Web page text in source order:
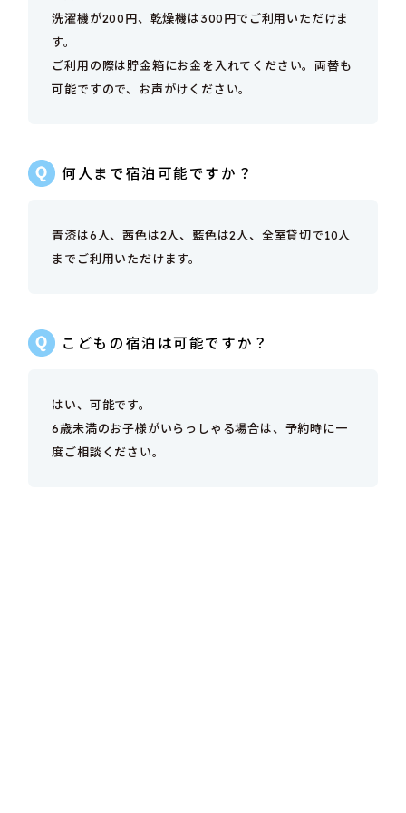
洗濯機が200円、乾燥機は300円でご利用いただけま
す。
ご利用の際は貯金箱にお金を入れてください。両替も
可能ですので、お声がけください。
何人まで宿泊可能ですか？
青漆は6人、茜色は2人、藍色は2人、全室貸切で10人
までご利用いただけます。
こどもの宿泊は可能ですか？
はい、可能です。
6歳未満のお子様がいらっしゃる場合は、予約時に一
度ご相談ください。